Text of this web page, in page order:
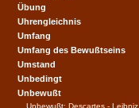
Übung
Uhrengleichnis
Umfang
Umfang des Bewußtseins
Umstand
Unbedingt
Unbewußt
Unbewußt: Descartes - Leibniz